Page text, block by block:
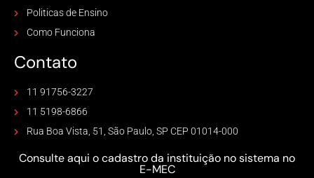
Politicas de Ensino
Como Funciona
Contato
11 91756-3227
11 5198-6866
Rua Boa Vista, 51, São Paulo, SP CEP 01014-000
Consulte aqui o cadastro da instituição no sistema no
E-MEC